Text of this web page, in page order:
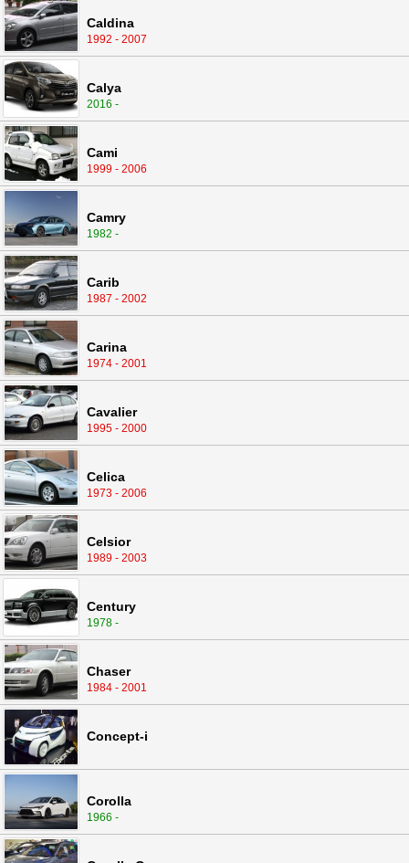
Caldina
1992 - 2007
Calya
2016 -
Cami
1999 - 2006
Camry
1982 -
Carib
1987 - 2002
Carina
1974 - 2001
Cavalier
1995 - 2000
Celica
1973 - 2006
Celsior
1989 - 2003
Century
1978 -
Chaser
1984 - 2001
Concept-i
Corolla
1966 -